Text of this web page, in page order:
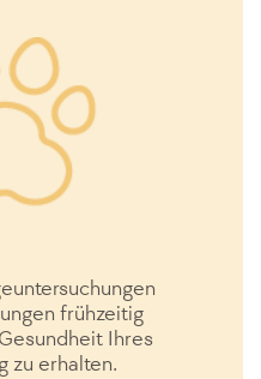
frühzeitig
Ihres
zu erhalten.